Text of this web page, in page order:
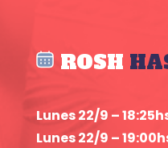
ROSH
Lunes 22/9 –
Lunes 22/9 –